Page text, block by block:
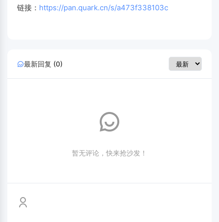
链接： https://pan.quark.cn/s/a473f338103c
最新回复 (0)
暂无评论，快来抢沙发！